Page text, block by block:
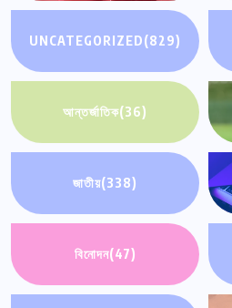
UNCATEGORIZED(829)
আন্তর্জাতিক(36)
জাতীয়(338)
বিনোদন(47)